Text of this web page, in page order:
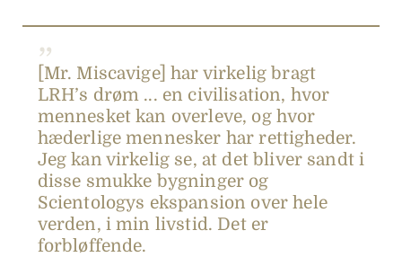
[Mr. Miscavige] har virkelig bragt
LRH’s drøm ... en civilisation, hvor
mennesket kan overleve, og hvor
hæderlige mennesker har rettigheder.
Jeg kan virkelig se, at det bliver sandt i
disse smukke bygninger og
Scientologys ekspansion over hele
verden, i min livstid. Det er
forbløffende.